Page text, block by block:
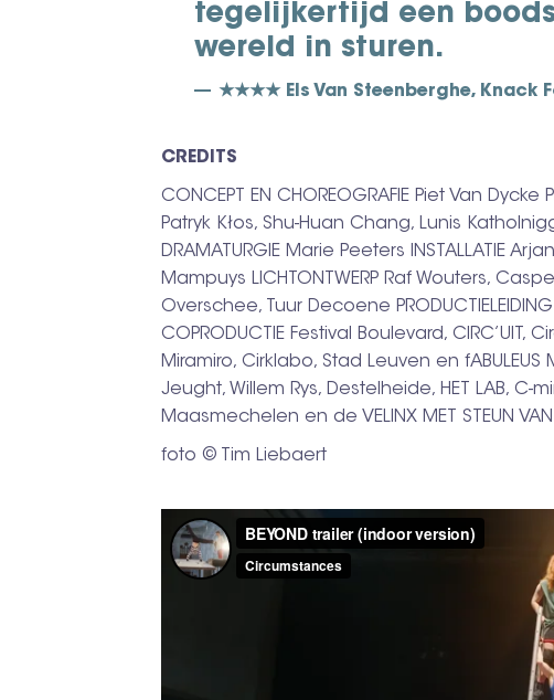
tegelijkertijd een
wereld in sturen.
★★★★ Els Van Steenberghe, Knack
CREDITS
CONCEPT EN CHOREOGRAFIE Piet Van
Patryk Kłos, Shu-Huan Chang, Lunis
DRAMATURGIE Marie Peeters INSTALLATIE
Mampuys LICHTONTWERP Raf Wouters,
Overschee, Tuur Decoene
COPRODUCTIE Festival Boulevard, CIRC’UIT,
Miramiro, Cirklabo, Stad Leuven en
Jeught, Willem Rys, Destelheide, HET LAB,
Maasmechelen en de VELINX MET STEUN
foto © Tim Liebaert